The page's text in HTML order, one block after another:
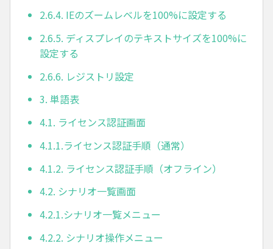
2.6.4. IEのズームレベルを100%に設定する
2.6.5. ディスプレイのテキストサイズを100%に
設定する
2.6.6. レジストリ設定
3. 単語表
4.1. ライセンス認証画面
4.1.1.ライセンス認証手順（通常）
4.1.2. ライセンス認証手順（オフライン）
4.2. シナリオ一覧画面
4.2.1.シナリオ一覧メニュー
4.2.2. シナリオ操作メニュー